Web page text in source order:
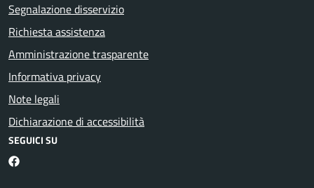
Segnalazione disservizio
Richiesta assistenza
Amministrazione trasparente
Informativa privacy
Note legali
Dichiarazione di accessibilità
SEGUICI SU
Facebook